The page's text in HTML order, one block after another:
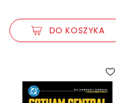
DO KOSZYKA